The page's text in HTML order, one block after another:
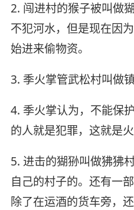
2. 闯进村的猴子被叫做
不犯河水，但是现在因
始进来偷物资。
3. 季火掌管武松村叫做
4. 季火掌认为，不能保
的人就是犯罪，这就是
5. 进击的猢狲叫做狒狒
自己的村子的。还有一
除了在运酒的货车旁，